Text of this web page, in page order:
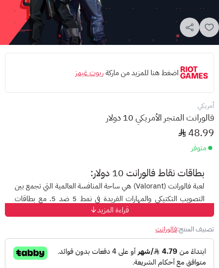
اضغط هنا للمزيد من ماركةريوت غيمز
أمريكي
فالورانت المتجر الأمريكي 10 دولار
48.99
متوفر
بطاقات نقاط فالورانت 10 دولار:
لعبة فالورانت (Valorant) هي ساحة المنافسة العالمية التي تجمع بين
التصويب التكتيكي والمهارات الفريدة في نمط 5 ضد 5. مع بطاقات
فالورانت المتجر الأمريكي، يمكنك الآن الارتقاء بتجربتك من خلال اختيار
عملاء جدد، واللعب بخرائط متنوعة، وفتح العناصر الحصرية داخل
المتجر.
عند شحن نقاط فالورانت، ستتمكن من اقتناء الشخصيات المميزة،
وسكنات الأسلحة النادرة، والمحتويات التي تمنحك مظهراً فريداً وسط
قراءة المزيد
تصنيف المنتج:فالورانت